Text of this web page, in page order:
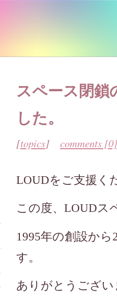
スペース閉鎖
した。
[topics] comments [0]
LOUDをご支援く
この度、LOUDス
1995年の創設か
す。
ありがとうござ